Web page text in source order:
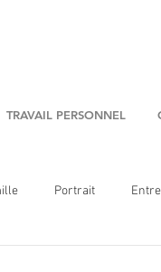
TRAVAIL PERSONNEL
Portrait